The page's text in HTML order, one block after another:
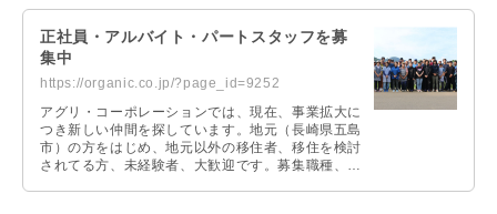
ズ」なのです。
正社員・アルバイト・パートスタッフを募
集中
https://organic.co.jp/?page_id=9252
アグリ・コーポレーションでは、現在、事業拡大に
つき新しい仲間を探しています。地元（長崎県五島
市）の方をはじめ、地元以外の移住者、移住を検討
されてる方、未経験者、大歓迎です。募集職種、ご